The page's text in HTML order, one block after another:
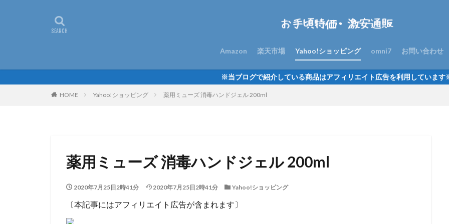
Amazon 楽天市場 Yahoo!ショッピング omni7 お問い合わせ
※当ブログで紹介している商品はアフィリエイト広告を利用していま
HOME Yahoo!ショッピング 薬用ミューズ 消毒ハンドジェル 200ml
薬用ミューズ 消毒ハンドジェル 200ml
2020年7月25日2時41分 2020年7月25日2時41分 Yahoo!ショッピング
〔本記事にはアフィリエイト広告が含まれます〕